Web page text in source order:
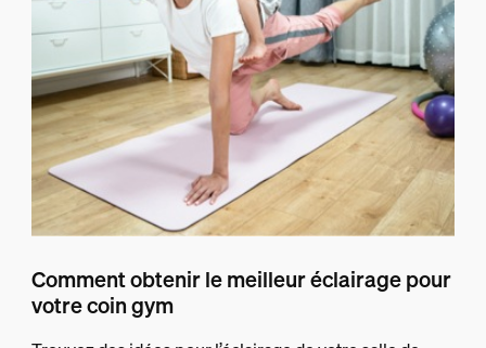
Comment obtenir le meilleur éclairage pour
votre coin gym